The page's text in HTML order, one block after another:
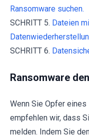
Ransomware suchen.
SCHRITT 5. Dateien
SCHRITT 6.
Ransomware
Wenn Sie Opfer
empfehlen wir, dass
melden. Indem Sie